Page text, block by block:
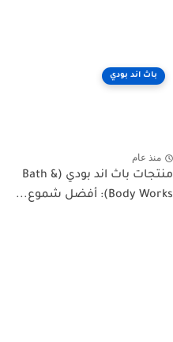
باث اند بودي
منذ عام
منتجات باث اند بودي (Bath &
Body Works): أفضل شموع...